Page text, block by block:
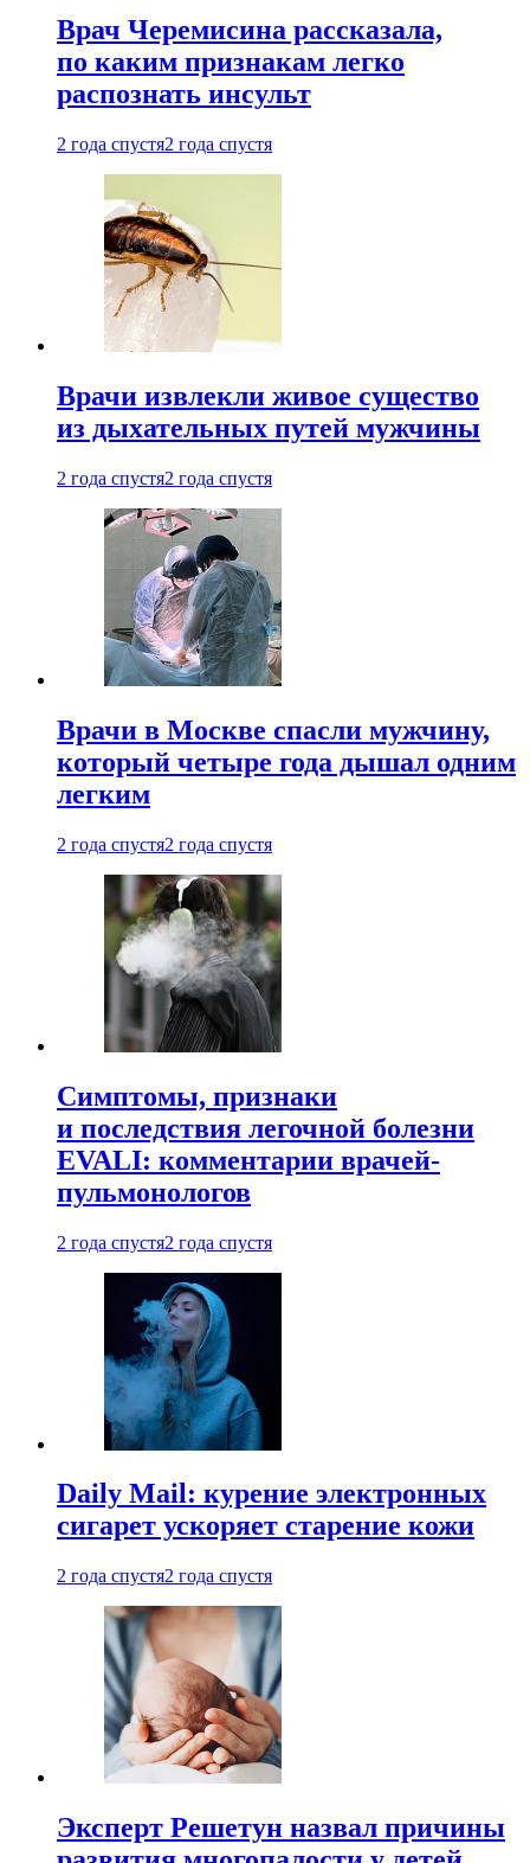
Врач Черемисина рассказала,
по каким признакам легко
распознать инсульт
2 года спустя2 года спустя
Врачи извлекли живое существо
из дыхательных путей мужчины
2 года спустя2 года спустя
Врачи в Москве спасли мужчину,
который четыре года дышал одним
легким
2 года спустя2 года спустя
Симптомы, признаки
и последствия легочной болезни
EVALI: комментарии врачей-
пульмонологов
2 года спустя2 года спустя
Daily Mail: курение электронных
сигарет ускоряет старение кожи
2 года спустя2 года спустя
Эксперт Решетун назвал причины